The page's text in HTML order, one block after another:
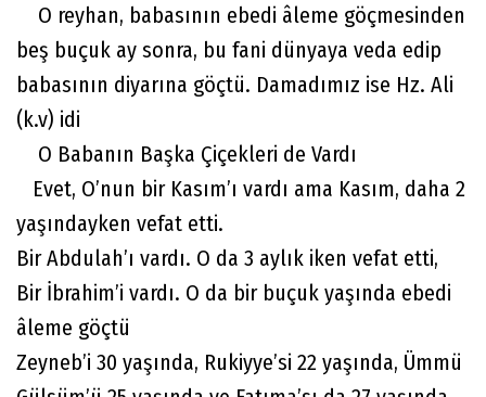
O reyhan, babasının ebedi âleme göçmesinden
beş buçuk ay sonra, bu fani dünyaya veda edip
babasının diyarına göçtü. Damadımız ise Hz. Ali
(k.v) idi
O Babanın Başka Çiçekleri de Vardı
Evet, O’nun bir Kasım’ı vardı ama Kasım, daha 2
yaşındayken vefat etti.
Bir Abdulah’ı vardı. O da 3 aylık iken vefat etti,
Bir İbrahim’i vardı. O da bir buçuk yaşında ebedi
âleme göçtü
Zeyneb’i 30 yaşında, Rukiyye’si 22 yaşında, Ümmü